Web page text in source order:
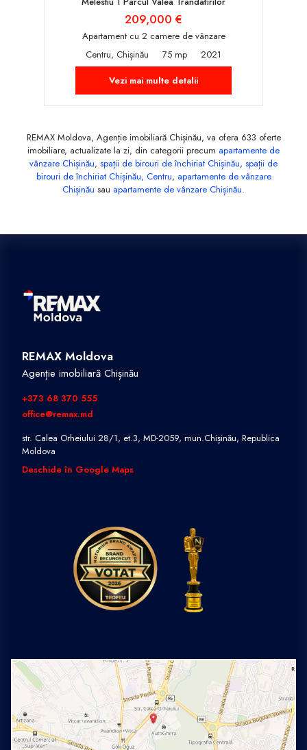
209,000 €
Apartament cu 2 camere de vânzare
Centru, Chișinău
75 mp
2021
Vezi mai multe detalii
REMAX Moldova, Agenție imobiliară Chișinău, va ofera 633 oferte
imobiliare, actualizate la zi, din categorii precum apartamente de
vânzare Chișinău, spații de birouri de închiriat Chișinău, spații de
birouri de închiriat Chișinău, Centru, apartamente de vânzare
Chișinău sau apartamente de vânzare Chișinău.
REMAX Moldova
Agenție imobiliară Chișinău
+373 68 370 555
office@remax.md
str. Calea Orheiului 28/1, et.3, MD-2059, mun.Chișinău, Republica
Moldova
Deschide în Google Maps